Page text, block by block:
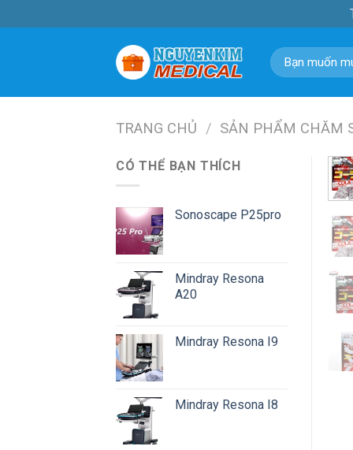
to
Tìm
kiếm:
TRANG CHỦ / SẢN PHẨM CHĂM
CÓ THỂ BẠN THÍCH
Sonoscape P25pro
Mindray Resona
A20
Mindray Resona I9
Mindray Resona I8